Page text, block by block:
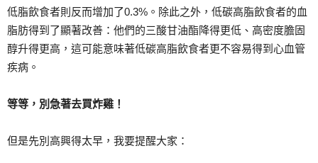
低脂飲食者則反而增加了0.3%。除此之外，低碳高脂飲食者的血
脂肪得到了顯著改善：他們的三酸甘油酯降得更低、高密度膽固
醇升得更高，這可能意味著低碳高脂飲食者更不容易得到心血管
疾病。
等等，別急著去買炸雞！
但是先別高興得太早，我要提醒大家：